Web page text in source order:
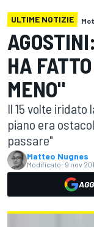
ULTIME NOTIZIE
HA
MENO"
Il 15 volte iridato
piano era
passare"
Matteo Nugnes
Modificato: 9 nov